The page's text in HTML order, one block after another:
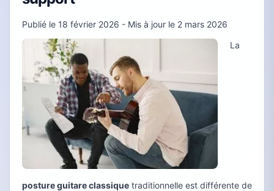
Publié le 18 février 2026 - Mis à jour le 2 mars 2026
La
posture guitare classique traditionnelle est différente de